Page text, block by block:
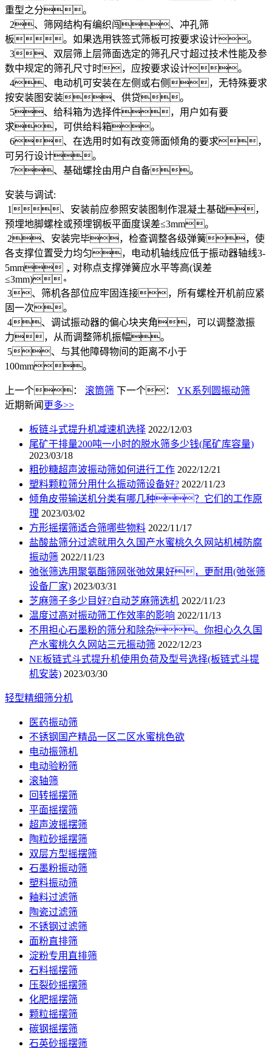
重型之分。
2、筛网结构有编织闯、冲孔筛
板。如果选用铁签式筛板可按要求设计。
3、双层筛上层筛面选定的筛孔尺寸超过技术性能及参
数中规定的筛孔尺寸时，应按要求设计。
4、电动机可安装在左侧或右侧，无特殊要求
按安装图安装、供贷。
5、给科箱为选择件，用户如有要
求，可供给料箱。
6、在选用时如有改变筛面倾角的要求，
可另行设计。
7、基础螺拴由用户自备。
安装与调试:
1、安装前应参照安装图制作混凝土基础，
预埋地脚螺栓或预埋钢板平面度误差≤3mm。
2、安装完毕，检查调整各级弹簧，使
各支撑位置受力均匀，电动机轴线应低于振动器轴线3-
5mm，对称点支撑弹簧应水平等高(误差
≤3mm)。
3、筛机各部位应牢固连接，所有螺栓开机前应紧
固一次。
4、调试振动器的偏心块夹角，可以调整激振
力，从而调整筛机振幅。
5、与其他障碍物间的距离不小于
100mm。
上一个： 滚筒筛 下一个： YK系列圆振动筛
近期新闻 更多>>
板链斗式提升机减速机选择 2022/12/03
尾矿干排量200吨一小时的脱水筛多少钱(尾矿库容量)
2023/03/18
粗砂糖超声波振动筛如何进行工作 2022/12/21
塑料颗粒筛分用什么振动筛设备好? 2022/11/23
倾角皮带输送机分类有哪几种？它们的工作原
理 2023/03/02
方形摇摆筛适合筛哪些物料 2022/11/17
盐酸盐筛分过滤就用久久国产水蜜桃久久网站机械防腐
振动筛 2022/11/23
弛张筛选用聚氨酯筛网张弛效果好，更耐用(弛张筛
设备厂家) 2023/03/31
芝麻筛子多少目好?自动芝麻筛选机 2022/11/23
温度过高对振动筛工作效率的影响 2022/11/13
不用担心石墨粉的筛分和除杂。你担心久久国
产水蜜桃久久网站三元振动筛 2022/12/23
NE板链式斗式提升机使用负荷及型号选择(板链式斗提
机安装) 2023/03/30
轻型精细筛分机
医药振动筛
不锈钢国产精品一区二区水蜜桃色欲
电动振筛机
电动验粉筛
滚轴筛
回转摇摆筛
平面摇摆筛
超声波摇摆筛
陶粒砂摇摆筛
双层方型摇摆筛
石墨粉振动筛
塑料振动筛
釉料过滤筛
陶瓷过滤筛
不锈钢过滤筛
面粉直排筛
淀粉专用直排筛
石料摇摆筛
压裂砂摇摆筛
化肥摇摆筛
颗粒摇摆筛
碳钢摇摆筛
石英砂摇摆筛